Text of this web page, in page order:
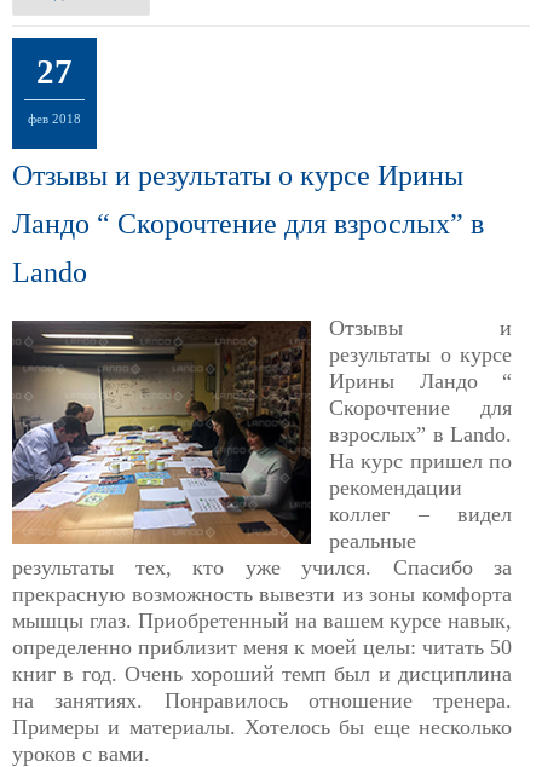
27
фев 2018
Отзывы и результаты о курсе Ирины
Ландо “ Скорочтение для взрослых” в
Lando
Отзывы и
результаты о курсе
Ирины Ландо “
Скорочтение для
взрослых” в Lando.
На курс пришел по
рекомендации
коллег – видел
реальные
результаты тех, кто уже учился. Спасибо за
прекрасную возможность вывезти из зоны комфорта
мышцы глаз. Приобретенный на вашем курсе навык,
определенно приблизит меня к моей целы: читать 50
книг в год. Очень хороший темп был и дисциплина
на занятиях. Понравилось отношение тренера.
Примеры и материалы. Хотелось бы еще несколько
уроков с вами.